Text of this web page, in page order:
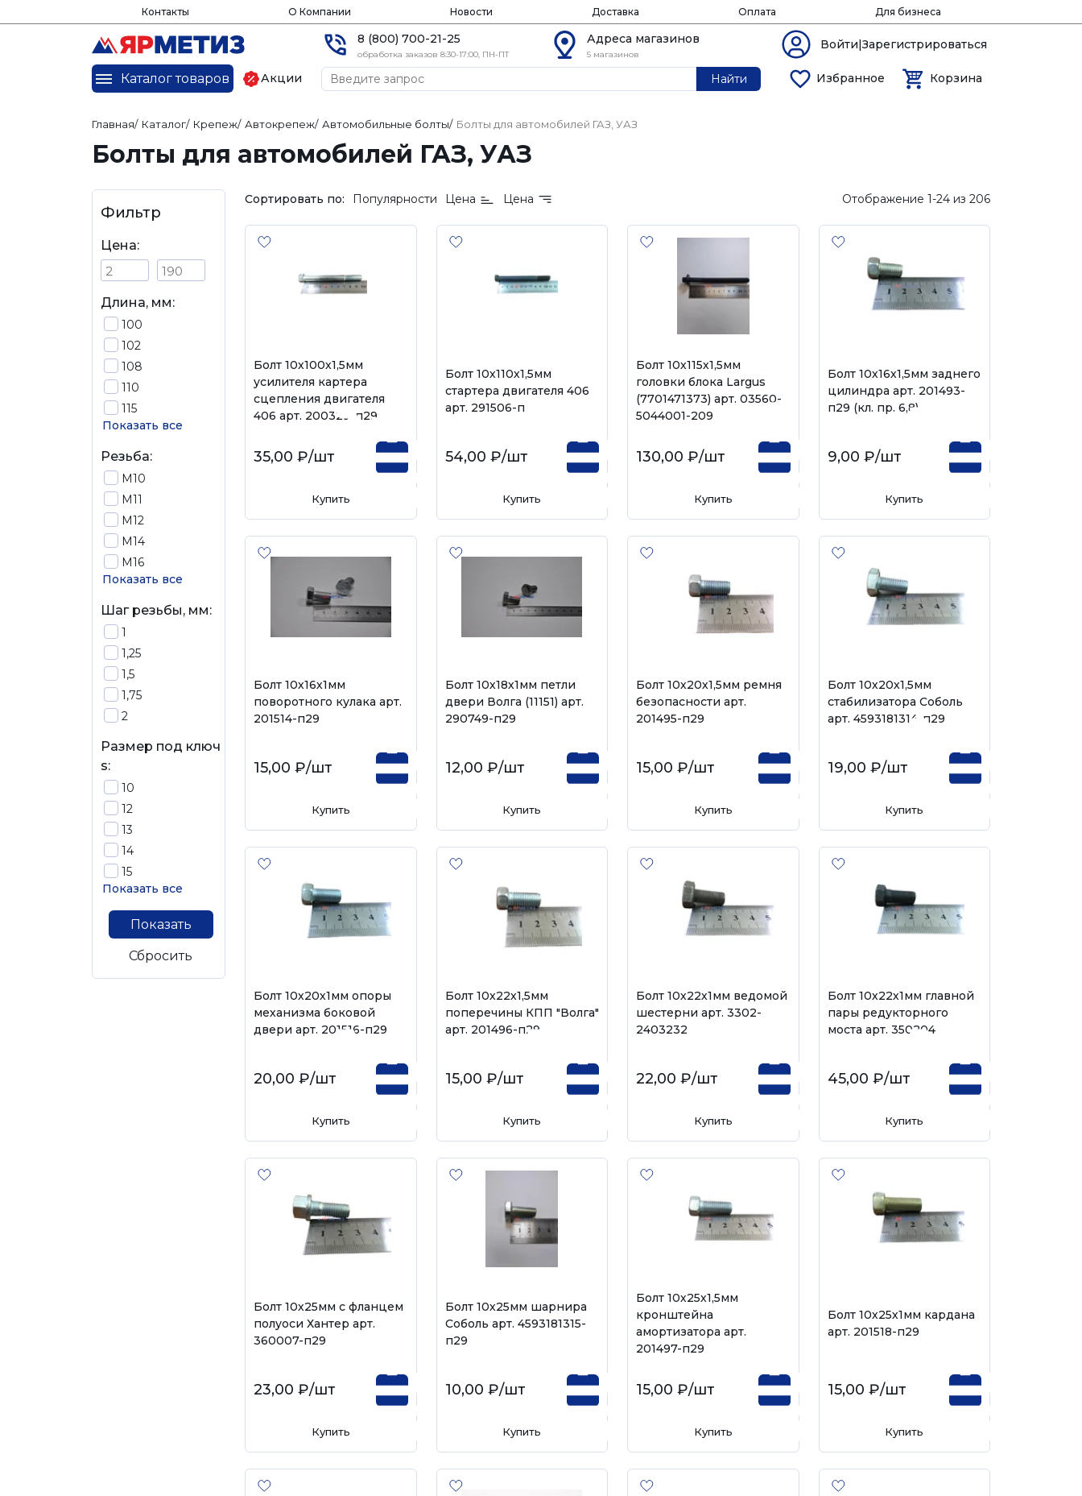
Контакты О Компании Новости Доставка Оплата Для бизнеса
8 (800) 700-21-25
обработка заказов 8:30-17:00, ПН-ПТ
Адреса магазинов
5 магазинов
Войти|Зарегистрироваться
Каталог товаров Акции Найти Избранное Корзина
Главная/ Каталог/ Крепеж/ Автокрепеж/ Автомобильные болты/ Болты для автомобилей ГАЗ, УАЗ
Болты для автомобилей ГАЗ, УАЗ
Фильтр
Цена:
Длина, мм:
100
102
108
110
115
Показать все
Резьба:
М10
М11
М12
М14
М16
Показать все
Шаг резьбы, мм:
1
1,25
1,5
1,75
2
Размер под ключ
s:
10
12
13
14
15
Показать все
Показать
Сбросить
Сортировать по: Популярности Цена Цена Отображение 1-24 из 206
Болт 10х100х1,5мм
усилителя картера
сцепления двигателя
406 арт. 200329-п29
35,00 ₽/шт
Купить
Болт 10х110х1,5мм
стартера двигателя 406
арт. 291506-п
54,00 ₽/шт
Купить
Болт 10х115х1,5мм
головки блока Largus
(7701471373) арт. 03560-
5044001-209
130,00 ₽/шт
Купить
Болт 10х16х1,5мм заднего
цилиндра арт. 201493-
п29 (кл. пр. 6,8)
9,00 ₽/шт
Купить
Болт 10х16х1мм
поворотного кулака арт.
201514-п29
15,00 ₽/шт
Купить
Болт 10х18х1мм петли
двери Волга (11151) арт.
290749-п29
12,00 ₽/шт
Купить
Болт 10х20х1,5мм ремня
безопасности арт.
201495-п29
15,00 ₽/шт
Купить
Болт 10х20х1,5мм
стабилизатора Соболь
арт. 4593181314-п29
19,00 ₽/шт
Купить
Болт 10х20х1мм опоры
механизма боковой
двери арт. 201516-п29
20,00 ₽/шт
Купить
Болт 10х22х1,5мм
поперечины КПП "Волга"
арт. 201496-п29
15,00 ₽/шт
Купить
Болт 10х22х1мм ведомой
шестерни арт. 3302-
2403232
22,00 ₽/шт
Купить
Болт 10х22х1мм главной
пары редукторного
моста арт. 350204
45,00 ₽/шт
Купить
Болт 10х25мм с фланцем
полуоси Хантер арт.
360007-п29
23,00 ₽/шт
Купить
Болт 10х25мм шарнира
Соболь арт. 4593181315-
п29
10,00 ₽/шт
Купить
Болт 10х25х1,5мм
кронштейна
амортизатора арт.
201497-п29
15,00 ₽/шт
Купить
Болт 10х25х1мм кардана
арт. 201518-п29
15,00 ₽/шт
Купить